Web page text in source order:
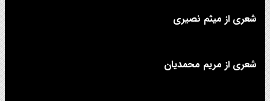
شعری از میثم نصیری
شعری از مریم محمدیان